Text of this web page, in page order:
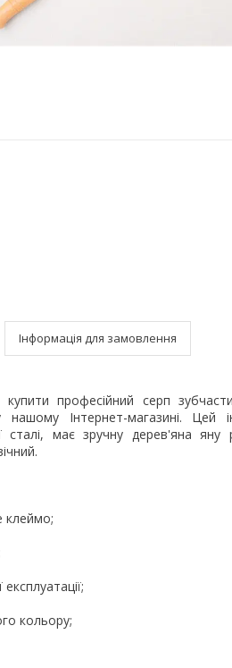
Інформація для замовлення
професійний серп
нашому Інтернет-магазині. Цей
сталі, має зручну дерев'яна яну
клеймо;
кольору;